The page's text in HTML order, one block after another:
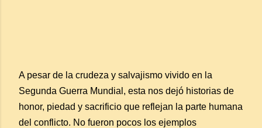
A pesar de la crudeza y salvajismo vivido en la
Segunda Guerra Mundial, esta nos dejó historias de
honor, piedad y sacrificio que reflejan la parte humana
del conflicto. No fueron pocos los ejemplos